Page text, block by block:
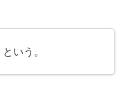
いう。